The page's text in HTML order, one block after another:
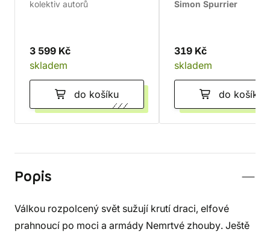
amuletem
kolektiv autorů
3 599 Kč
skladem
do košíku
Simon Spurrier
319 Kč
skladem
do košíku
Popis
Válkou rozpolcený svět sužují krutí draci, elfové
prahnoucí po moci a armády Nemrtvé zhouby. Ještě